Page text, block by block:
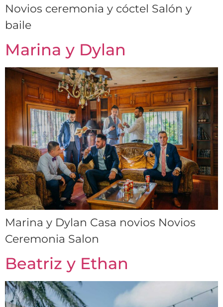
Novios ceremonia y cóctel Salón y
baile
Marina y Dylan
Marina y Dylan Casa novios Novios
Ceremonia Salon
Beatriz y Ethan